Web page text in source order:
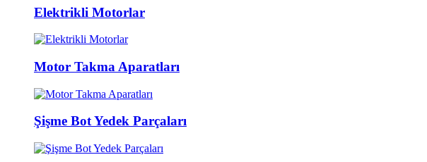
Elektrikli Motorlar
Motor Takma Aparatları
Şişme Bot Yedek Parçaları